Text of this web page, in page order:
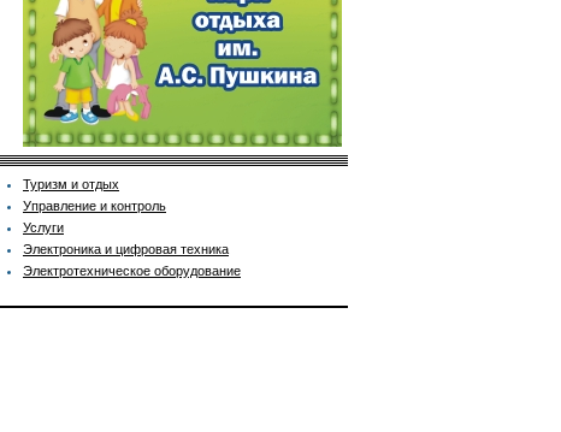
Туризм и отдых
Управление и контроль
Услуги
Электроника и цифровая техника
Электротехническое оборудование